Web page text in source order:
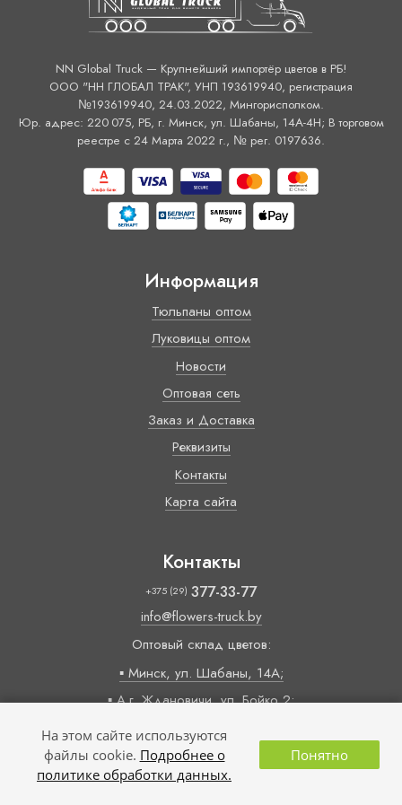
NN Global Truck — Крупнейший импортёр цветов в РБ!
ООО "НН ГЛОБАЛ ТРАК", УНП 193619940, регистрация
№193619940, 24.03.2022, Мингорисполком.
Юр. адрес: 220 075, РБ, г. Минск, ул. Шабаны, 14А-4H; В торговом
реестре с 24 Марта 2022 г., № рег. 0197636.
Информация
Тюльпаны оптом
Луковицы оптом
Новости
Оптовая сеть
Заказ и Доставка
Реквизиты
Контакты
Карта сайта
Контакты
+375 (29) 377-33-77
info@flowers-truck.by
Оптовый склад цветов:
▪ Минск, ул. Шабаны, 14А;
▪ А.г. Ждановичи, ул. Бойко 2;
09:00 — 18:00 (пн-пт)
На этом сайте используются
файлы cookie. Подробнее о
политике обработки данных.
Понятно